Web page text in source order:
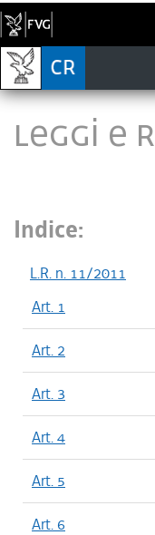
LEGGI E
Indice:
L.R. n. 11/2011
Art. 1
Art. 2
Art. 3
Art. 4
Art. 5
Art. 6